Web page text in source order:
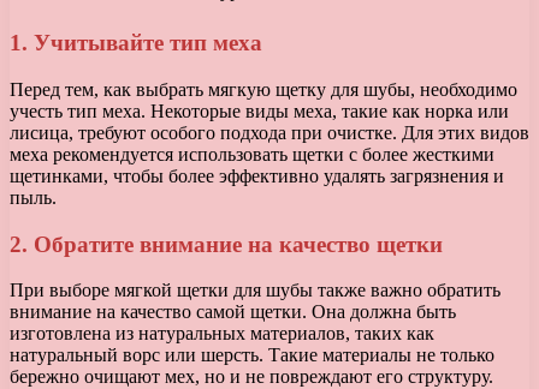
1. Учитывайте тип меха
Перед тем, как выбрать мягкую щетку для шубы, необходимо
учесть тип меха. Некоторые виды меха, такие как норка или
лисица, требуют особого подхода при очистке. Для этих видов
меха рекомендуется использовать щетки с более жесткими
щетинками, чтобы более эффективно удалять загрязнения и
пыль.
2. Обратите внимание на качество щетки
При выборе мягкой щетки для шубы также важно обратить
внимание на качество самой щетки. Она должна быть
изготовлена из натуральных материалов, таких как
натуральный ворс или шерсть. Такие материалы не только
бережно очищают мех, но и не повреждают его структуру.